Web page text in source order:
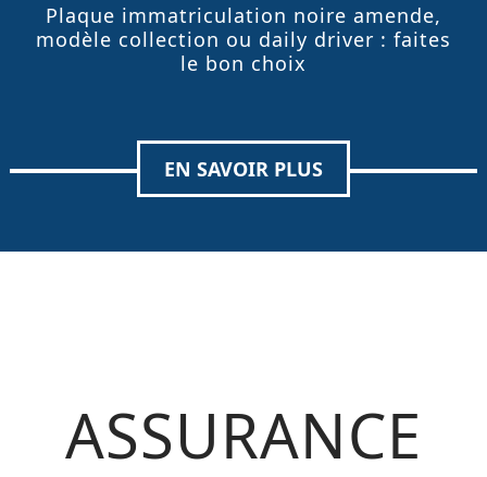
Plaque immatriculation noire amende,
modèle collection ou daily driver : faites
le bon choix
EN SAVOIR PLUS
ASSURANCE